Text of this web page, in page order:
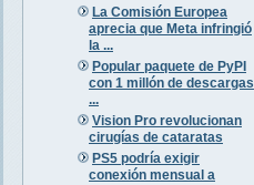
La Comisión Europea
aprecia que Meta infringió
la ...
Popular paquete de PyPI
con 1 millón de descargas
...
Vision Pro revolucionan
cirugías de cataratas
PS5 podría exigir
conexión mensual a